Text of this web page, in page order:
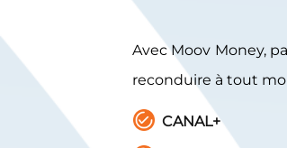
Avec Moov Money,
reconduire à tout
CANAL+